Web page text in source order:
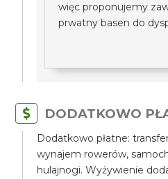
więc proponujemy
prwatny basen do
DODATKOWO
Dodatkowo płatne:
wynajem rowerów,
hulajnogi. Wyżywienie